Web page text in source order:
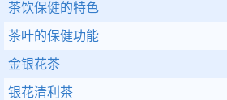
茶饮保健的特色
茶叶的保健功能
金银花茶
银花清利茶